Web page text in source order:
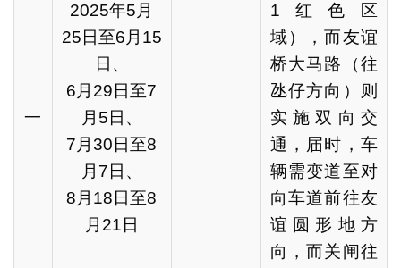
一
2025年5月
25日至6月15
日、
6月29日至7
月5日、
7月30日至8
月7日、
8月18日至8
月21日
1红色区
域），而友谊
桥大马路（往
氹仔方向）则
实施双向交
通，届时，车
辆需变道至对
向车道前往友
谊圆形地方
向，而关闸往